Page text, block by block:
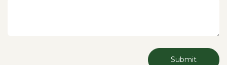
Submit